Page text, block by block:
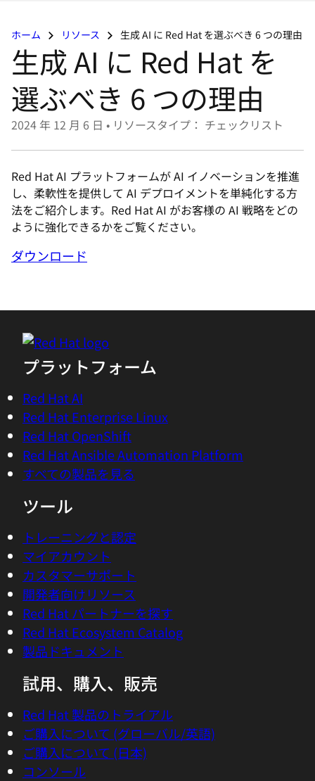
の
選
択
く
さ
ホーム リソース 生成 AI に Red Hat を選ぶべき 6 つの理由
生成 AI に Red Hat を
選ぶべき 6 つの理由
2024 年 12 月 6 日 • リソースタイプ： チェックリスト
Red Hat AI プラットフォームが AI イノベーションを推進
し、柔軟性を提供して AI デプロイメントを単純化する方
法をご紹介します。Red Hat AI がお客様の AI 戦略をどの
ように強化できるかをご覧ください。
ダウンロード
プラットフォーム
Red Hat AI
Red Hat Enterprise Linux
Red Hat OpenShift
Red Hat Ansible Automation Platform
すべての製品を見る
ツール
トレーニングと認定
マイアカウント
カスタマーサポート
開発者向けリソース
Red Hat パートナーを探す
Red Hat Ecosystem Catalog
製品ドキュメント
試用、購入、販売
Red Hat 製品のトライアル
ご購入について (グローバル/英語)
ご購入について (日本)
コンソール